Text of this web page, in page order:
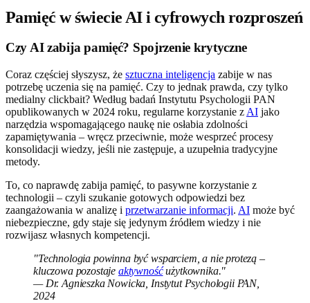
Pamięć w świecie AI i cyfrowych rozproszeń
Czy AI zabija pamięć? Spojrzenie krytyczne
Coraz częściej słyszysz, że sztuczna inteligencja zabije w nas
potrzebę uczenia się na pamięć. Czy to jednak prawda, czy tylko
medialny clickbait? Według badań Instytutu Psychologii PAN
opublikowanych w 2024 roku, regularne korzystanie z AI jako
narzędzia wspomagającego naukę nie osłabia zdolności
zapamiętywania – wręcz przeciwnie, może wesprzeć procesy
konsolidacji wiedzy, jeśli nie zastępuje, a uzupełnia tradycyjne
metody.
To, co naprawdę zabija pamięć, to pasywne korzystanie z
technologii – czyli szukanie gotowych odpowiedzi bez
zaangażowania w analizę i przetwarzanie informacji. AI może być
niebezpieczne, gdy staje się jedynym źródłem wiedzy i nie
rozwijasz własnych kompetencji.
"Technologia powinna być wsparciem, a nie protezą –
kluczowa pozostaje aktywnośćużytkownika."
— Dr. Agnieszka Nowicka, Instytut Psychologii PAN,
2024